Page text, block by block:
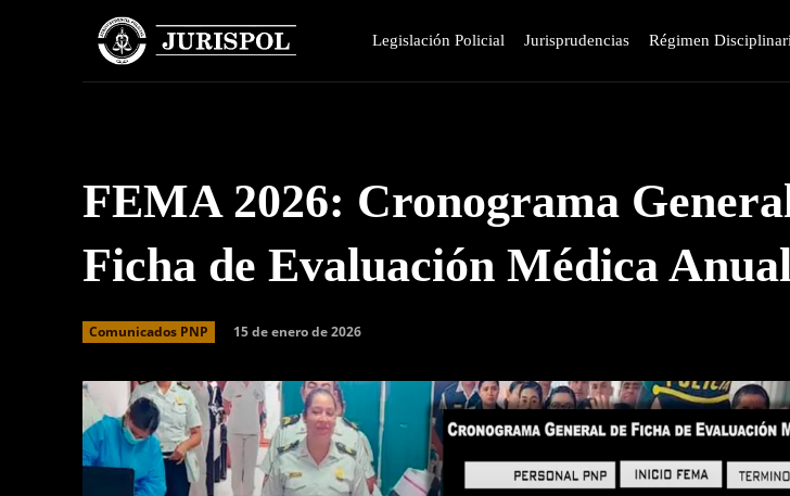
Legislación Policial Jurisprudencias Régimen
FEMA 2026: Cronograma
Ficha de Evaluación Médica
Comunicados PNP 15 de enero de 2026